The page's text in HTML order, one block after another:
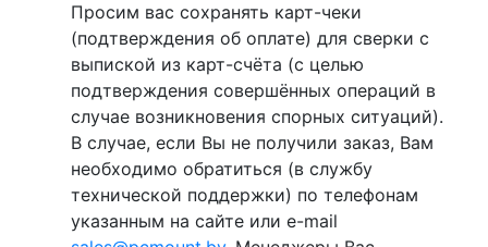
Просим вас сохранять карт-чеки
(подтверждения об оплате) для сверки с
выпиской из карт-счёта (с целью
подтверждения совершённых операций в
случае возникновения спорных ситуаций).
В случае, если Вы не получили заказ, Вам
необходимо обратиться (в службу
технической поддержки) по телефонам
указанным на сайте или e-mail